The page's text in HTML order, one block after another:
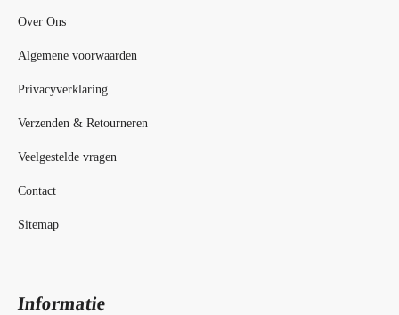
Over Ons
Algemene voorwaarden
Privacyverklaring
Verzenden & Retourneren
Veelgestelde vragen
Contact
Sitemap
Informatie